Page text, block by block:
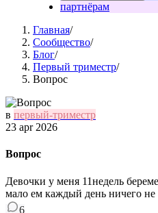
партнёрам
Главная/
Сообщество/
Блог/
Первый триместр/
Вопрос
в первый-триместр
23 apr 2026
Вопрос
Девочки у меня 11недель
мало ем каждый день ничего
6